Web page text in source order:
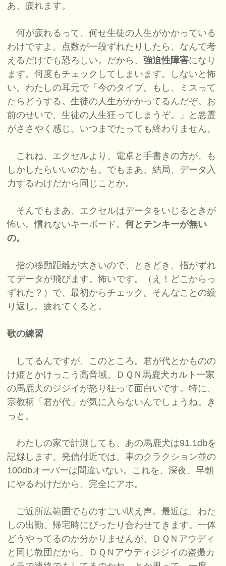
あ、疲れます。
何が疲れるって、何せ生徒の人生がかかっている
わけですよ。点数が一段ずれたりしたら、なんて考
えるだけでも恐ろしい。だから、強迫性障害になり
ます。何度もチェックしてしまいます。しないと怖
い。わたしの耳元で「今のタイプ。もし、ミスって
たらどうする。生徒の人生がかかってるんだぞ。お
前のせいで、生徒の人生狂ってしまうぞ。」と悪霊
がささやく感じ。いつまでたっても終わりません。
これね、エクセルより、電卓と手書きの方が、も
しかしたらいいのかも。でもまあ、結局、データ入
力するわけだから同じことか。
そんでもまあ、エクセルはデータをいじるときが
怖い。慣れないキーボード。何とテンキーが無い
の。
指の移動距離が大きいので、ときどき、指がずれ
てデータが飛びます。怖いです。（え！どこからっ
ずれた？）で、最初からチェック。そんなことの繰
り返し。疲れてくると。
歌の練習
してるんですが、このところ。君が代とかものの
け姫とかけっこう高音域。ＤＱＮ馬鹿犬カルト一家
の馬鹿犬のジジイが怒り狂って面白いです。特に、
宗教柄「君が代」が気に入らないんでしょうね。き
っと。
わたしの家で計測しても、あの馬鹿犬は91.1dbを
記録します。発信付近では、車のクラクション並の
100dbオーバーは間違いない。これを、深夜、早朝
にやるわけだから、完全にアホ。
ご近所広範囲でものすごい吠え声。最近は、わた
しの出勤、帰宅時にぴったり合わせてきます。一体
どうやってるのか分かりませんが、ＤＱＮアウディ
と同じ教団だから、ＤＱＮアウディジジイの盗撮カ